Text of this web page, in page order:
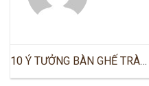
10 Ý TƯỞNG BÀN GHẾ TRÀ
SỮA GIÚP QUÁN BẠN LUÔN